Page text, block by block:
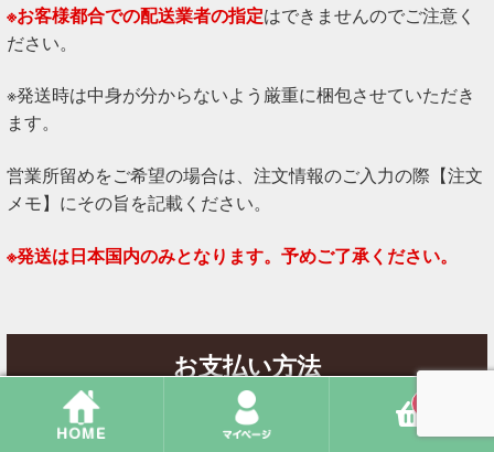
※お客様都合での配送業者の指定はできませんのでご注意く
ださい。
※発送時は中身が分からないよう厳重に梱包させていただき
ます。
営業所留めをご希望の場合は、注文情報のご入力の際【注文
メモ】にその旨を記載ください。
※発送は日本国内のみとなります。予めご了承ください。
お支払い方法